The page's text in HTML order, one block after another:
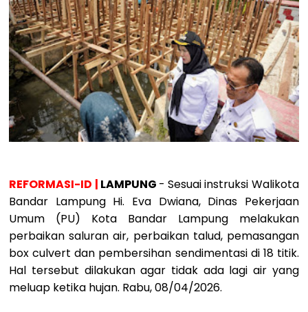
REFORMASI-ID | LAMPUNG - Sesuai instruksi Walikota
Bandar Lampung Hi. Eva Dwiana, Dinas Pekerjaan
Umum (PU) Kota Bandar Lampung melakukan
perbaikan saluran air, perbaikan talud, pemasangan
box culvert dan pembersihan sendimentasi di 18 titik.
Hal tersebut dilakukan agar tidak ada lagi air yang
meluap ketika hujan. Rabu, 08/04/2026.